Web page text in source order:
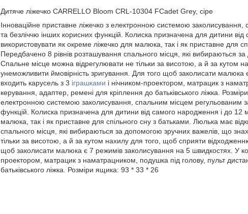
Дитяче ліжечко CARRELLO Bloom CRL-10304 FCadet Grey, сіре
Інноваційне приставне ліжечко з електронною системою
та безліччю інших корисних функцій. Колиска призначена для дитини
використовувати як окреме ліжечко для малюка, так і як приставне для
Передбачено 8 рівнів розташування спального місця, які вибираються
Спальне місце можна відрегулювати не тільки за висотою, а й за кутом
унеможливити ймовірність зригування. Для того щоб заколисати
входить карусель з 3 іграшками і нічником-проектором, матрацик з
керування, адаптер, ремені для кріплення до батьківського ліжка.
електронною системою заколисування, спальним місцем регульованим
функцій. Колиска призначена для дитини від самого народження і до 12
малюка, так і як приставне для спільного сну з батьками. Люлька має
спального місця, які вибираються за допомогою зручних важелів, що
тільки за висотою, а й за кутом нахилу для того, щоб сприяти
щоб заколисати малюка є 7 режимів заколисування на 5 швидкостях. У
проектором, матрацик з наматрацником, подушка під голову, пульт
батьківського ліжка. Розміри ящика: 93 * 33 * 26